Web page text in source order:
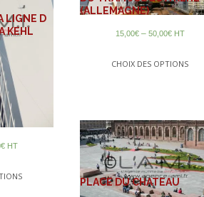
LIGNE D
KEHL
€ HT
(ALLEMAGNE)
15,00€– 50,00€ HT
CHOIX DES OPTIONS
PLACE DU CHATEAU